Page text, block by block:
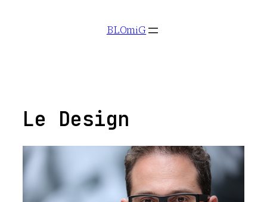
BLOmiG
Le Design